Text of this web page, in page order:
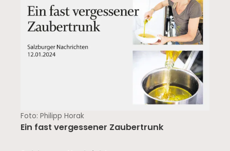
Foto: Philipp Horak
Ein fast vergessener Zaubertrunk